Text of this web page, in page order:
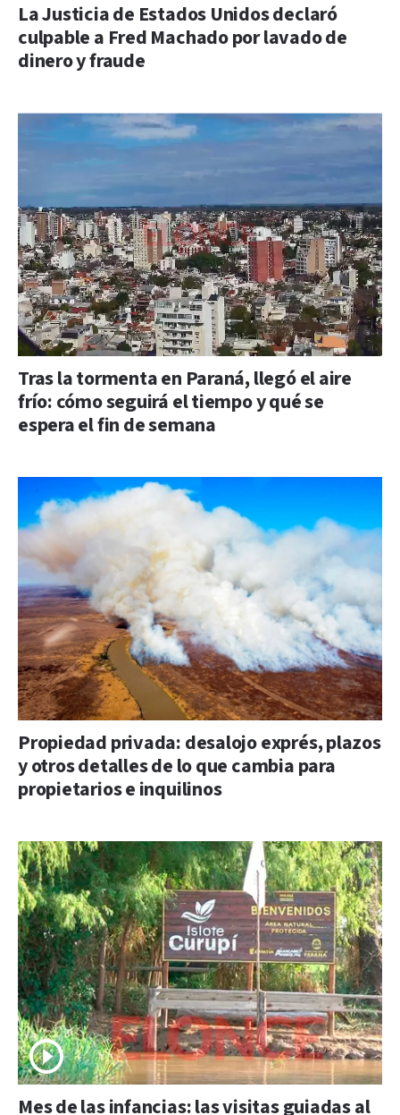
La Justicia de Estados Unidos declaró
culpable a Fred Machado por lavado de
dinero y fraude
Tras la tormenta en Paraná, llegó el aire
frío: cómo seguirá el tiempo y qué se
espera el fin de semana
Propiedad privada: desalojo exprés, plazos
y otros detalles de lo que cambia para
propietarios e inquilinos
Mes de las infancias: las visitas guiadas al